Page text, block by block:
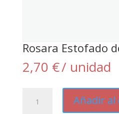
Rosara Estofado
2,70 €/ unidad
Estofado
Añadir